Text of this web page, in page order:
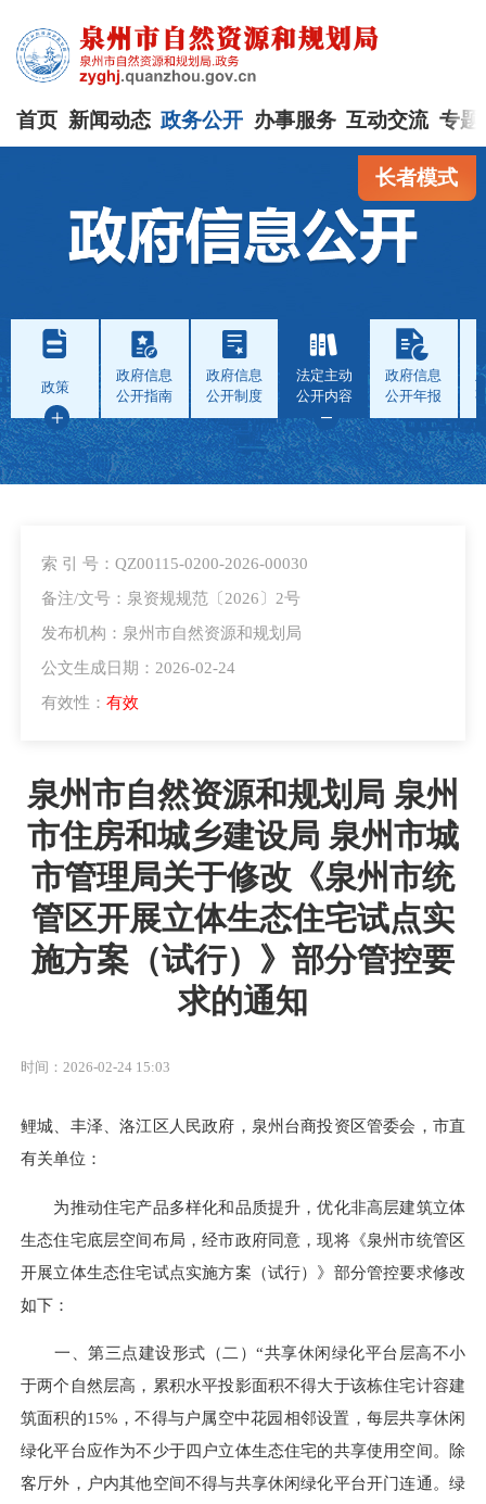
首页 新闻动态 政务公开 办事服务 互动交流 专题
长者模式
政策
政府信息
公开指南
政府信息
公开制度
法定主动
公开内容
政府信息
公开年报
索 引 号：QZ00115-0200-2026-00030
备注/文号：泉资规规范〔2026〕2号
发布机构：泉州市自然资源和规划局
公文生成日期：2026-02-24
有效性： 有效
泉州市自然资源和规划局 泉州
市住房和城乡建设局 泉州市城
市管理局关于修改《泉州市统
管区开展立体生态住宅试点实
施方案（试行）》部分管控要
求的通知
时间：2026-02-24 15:03
鲤城、丰泽、洛江区人民政府，泉州台商投资区管委会，市直
有关单位：
为推动住宅产品多样化和品质提升，优化非高层建筑立体
生态住宅底层空间布局，经市政府同意，现将《泉州市统管区
开展立体生态住宅试点实施方案（试行）》部分管控要求修改
如下：
一、第三点建设形式（二）“共享休闲绿化平台层高不小
于两个自然层高，累积水平投影面积不得大于该栋住宅计容建
筑面积的15%，不得与户属空中花园相邻设置，每层共享休闲
绿化平台应作为不少于四户立体生态住宅的共享使用空间。除
客厅外，户内其他空间不得与共享休闲绿化平台开门连通。绿